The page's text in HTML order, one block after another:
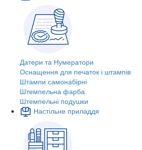
Датери та Нумератори
Оснащення для печаток і штампів
Штампи самонабірні
Штемпельна фарба
Штемпельні подушки
Настільне приладдя